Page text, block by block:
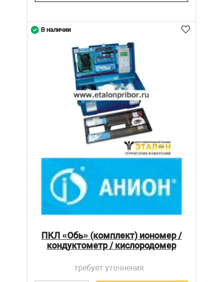
ПКЛ «Обь» (комплект) иономер /
кондуктометр / кислородомер
требует уточнения
В наличии